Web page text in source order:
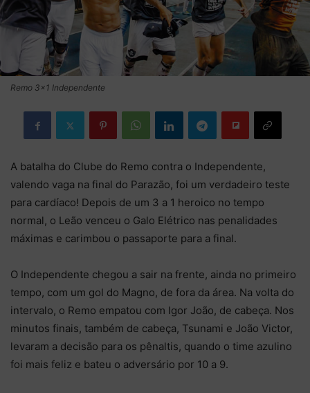
Remo 3x1 Independente
A batalha do Clube do Remo contra o Independente,
valendo vaga na final do Parazão, foi um verdadeiro teste
para cardíaco! Depois de um 3 a 1 heroico no tempo
normal, o Leão venceu o Galo Elétrico nas penalidades
máximas e carimbou o passaporte para a final.
O Independente chegou a sair na frente, ainda no primeiro
tempo, com um gol do Magno, de fora da área. Na volta do
intervalo, o Remo empatou com Igor João, de cabeça. Nos
minutos finais, também de cabeça, Tsunami e João Victor,
levaram a decisão para os pênaltis, quando o time azulino
foi mais feliz e bateu o adversário por 10 a 9.